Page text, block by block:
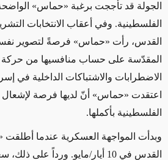
الجولة قد تأججت برغبة «حماس»
الفلسطينية. وفي أعقاب الانتخابات
القدس، رأت «حماس» فرصةً لتصوير
المقدّسة على حساب منافسيها من حركة
الاضطرابات والاشتباكات الداخلية في
اعتقدت «حماس» أنّ لديها فرصة
الفلسطينية بأكملها.
وبدأت المواجهة العسكرية عندما أطلقت
القدس في 10 أيار/مايو. ورداً